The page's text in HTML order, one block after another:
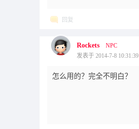
回复
Rockets
NPC
发表于 2014-7-8 10:31:39
怎么用的？完全不明白？